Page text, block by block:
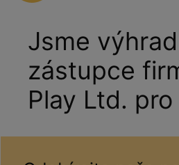
Jsme
zástupce
Play Ltd. pro